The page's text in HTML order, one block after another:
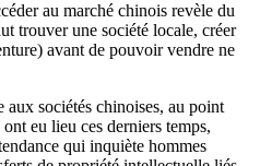
au marché chinois revèle du
trouver une société locale, créer
avant de pouvoir vendre ne
aux sociétés chinoises, au point
eu lieu ces derniers temps,
qui inquiète hommes